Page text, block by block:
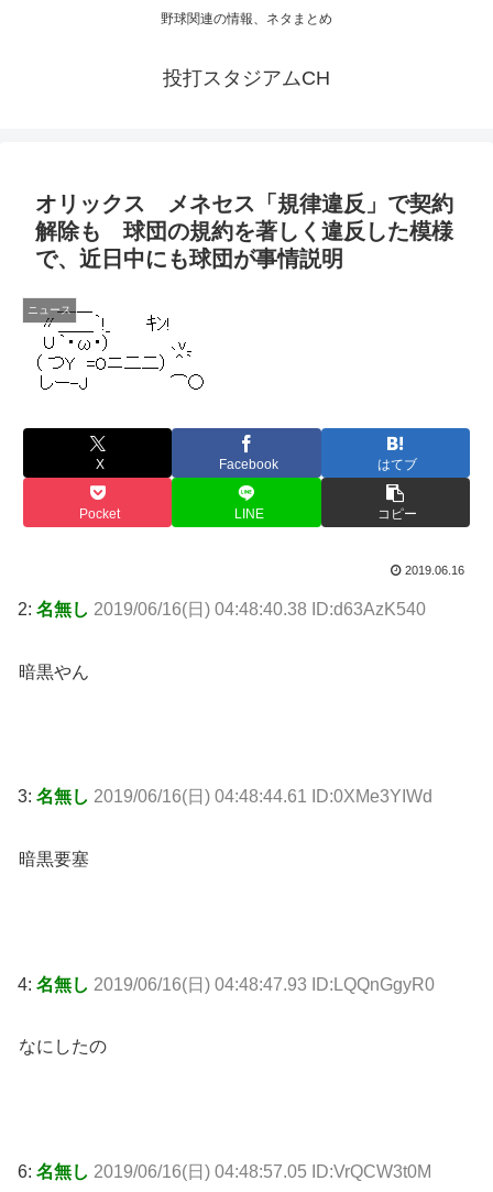
野球関連の情報、ネタまとめ
投打スタジアムCH
オリックス メネセス「規律違反」で契約
解除も 球団の規約を著しく違反した模様
で、近日中にも球団が事情説明
ニュース
X Facebook はてブ
Pocket LINE コピー
2019.06.16
2: 名無し 2019/06/16(日) 04:48:40.38 ID:d63AzK540
暗黒やん
3: 名無し 2019/06/16(日) 04:48:44.61 ID:0XMe3YIWd
暗黒要塞
4: 名無し 2019/06/16(日) 04:48:47.93 ID:LQQnGgyR0
なにしたの
6: 名無し 2019/06/16(日) 04:48:57.05 ID:VrQCW3t0M